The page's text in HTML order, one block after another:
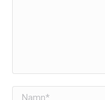
Namn *